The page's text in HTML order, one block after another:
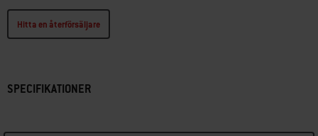
Hitta en återförsäljare
SPECIFIKATIONER